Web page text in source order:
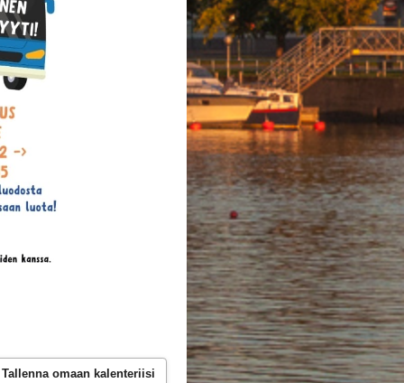
Tallenna omaan kalenteriisi